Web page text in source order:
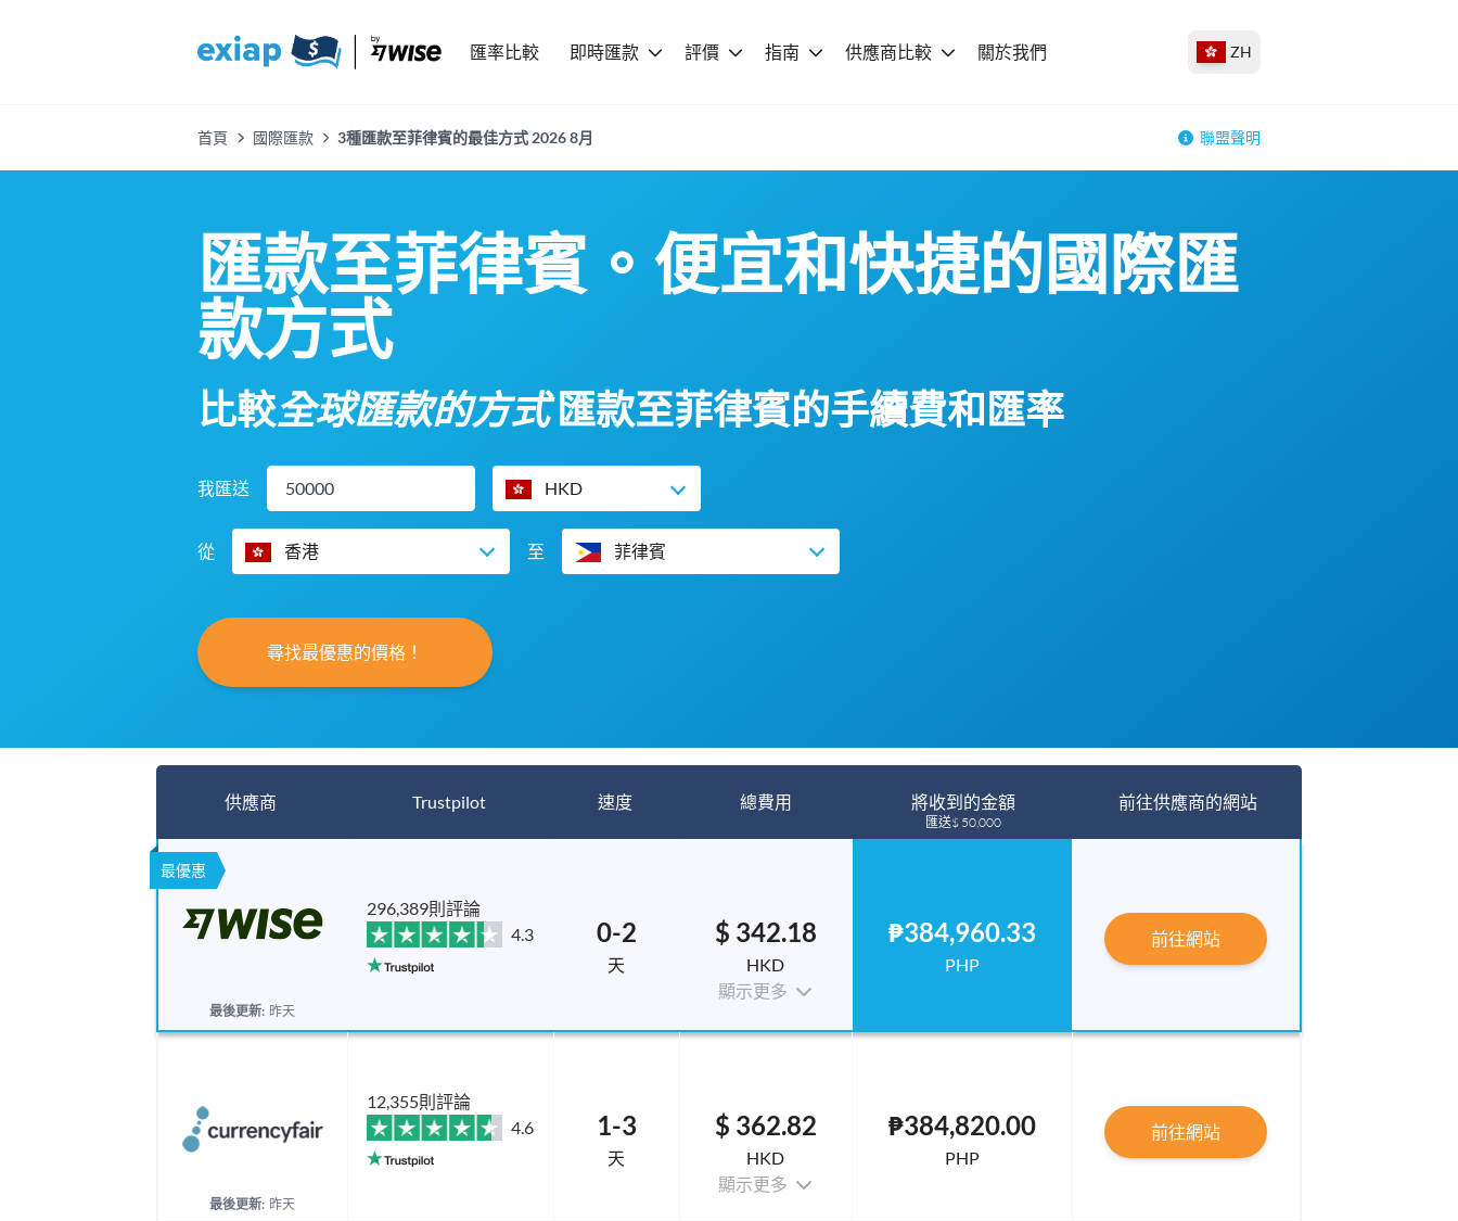
匯率比較 即時匯款 評價 指南 供應商比較 關於我們 ZH
首頁 國際匯款 3種匯款至菲律賓的最佳方式 2026 8月 聯盟聲明
匯款至菲律賓。便宜和快捷的國際匯
款方式
比較全球匯款的方式匯款至菲律賓的手續費和匯率
我匯送 HKD
從 香港 至 菲律賓
尋找最優惠的價格！
供應商 Trustpilot 速度 總費用 將收到的金額
匯送$ 50,000
前往供應商的網站
最優惠
最後更新: 昨天
296,389則評論
4.3
0-2
天
$ 342.18
HKD
顯示更多
₱384,960.33
PHP
前往網站
最後更新: 昨天
12,355則評論
4.6
1-3
天
$ 362.82
HKD
顯示更多
₱384,820.00
PHP
前往網站